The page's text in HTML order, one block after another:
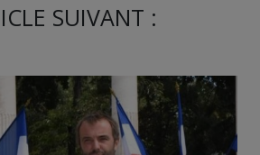
SUIVANT :